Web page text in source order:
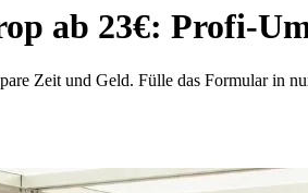
ab 23€: Profi-
Zeit und Geld. Fülle das Formular in